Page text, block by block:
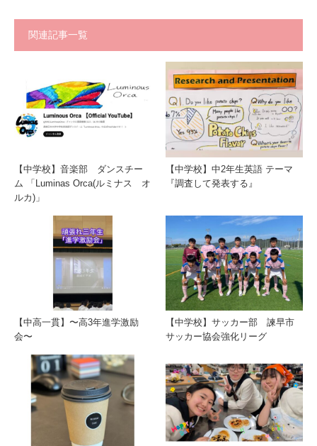
関連記事一覧
【中学校】音楽部 ダンスチー
ム 「Luminas Orca(ルミナス オ
ルカ)」
【中学校】中2年生英語 テーマ
『調査して発表する』
【中高一貫】〜高3年進学激励
会〜
【中学校】サッカー部 諫早市
サッカー協会強化リーグ